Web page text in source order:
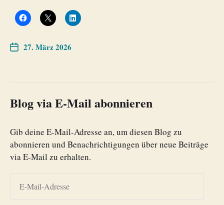
27. März 2026
Blog via E-Mail abonnieren
Gib deine E-Mail-Adresse an, um diesen Blog zu
abonnieren und Benachrichtigungen über neue Beiträge
via E-Mail zu erhalten.